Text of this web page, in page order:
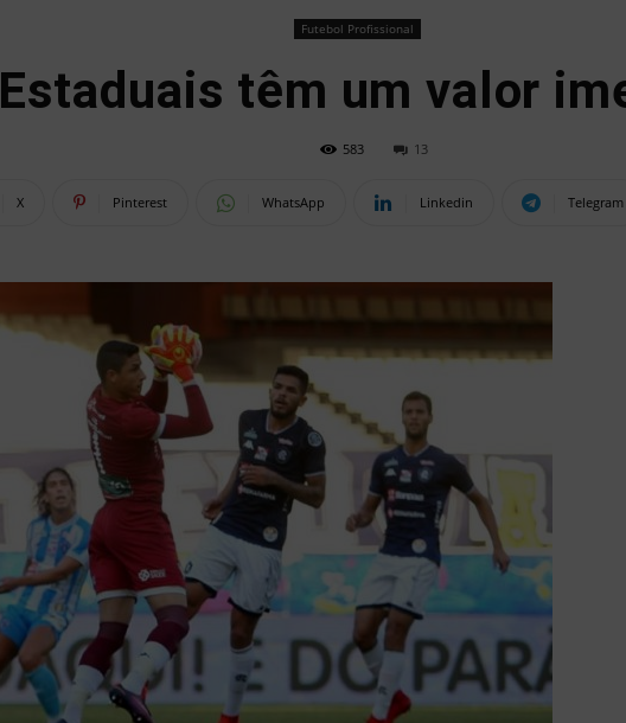
Futebol Profissional
Estaduais têm um valor
583 13
X Pinterest WhatsApp Linkedin Telegram